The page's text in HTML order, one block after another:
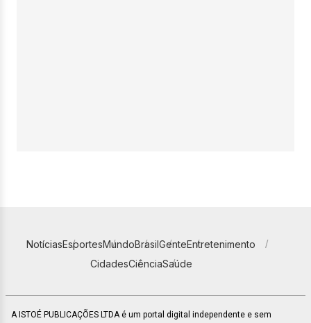
NotíciasEsportesMundoBrasilGenteEntretenimento
CidadesCiênciaSaúde
A ISTOÉ PUBLICAÇÕES LTDA é um portal digital independente e sem